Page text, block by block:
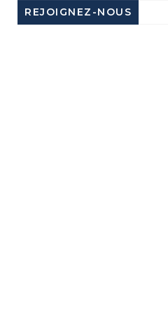
REJOIGNEZ-NOUS